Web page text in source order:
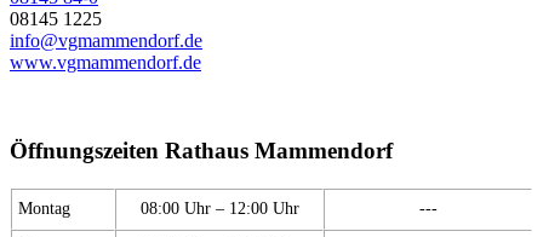
08145 1225
info@vgmammendorf.de
www.vgmammendorf.de
Öffnungszeiten Rathaus Mammendorf
Montag 08:00 Uhr – 12:00 Uhr ---